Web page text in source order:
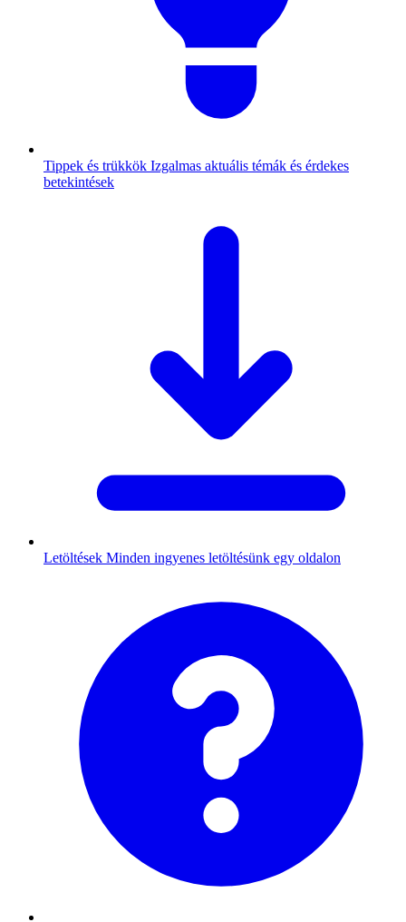
Tippek és trükkök Izgalmas aktuális témák és érdekes
betekintések
Letöltések Minden ingyenes letöltésünk egy oldalon